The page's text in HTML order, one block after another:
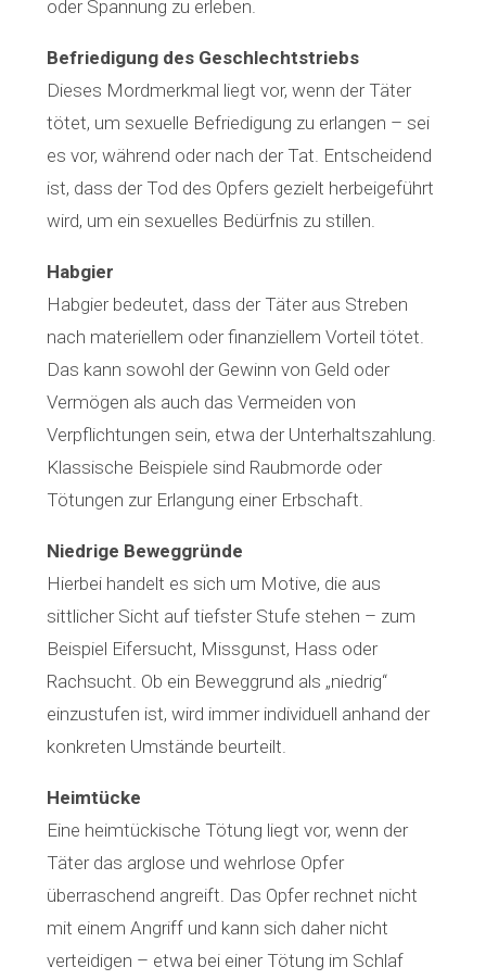
oder Spannung zu erleben.
Befriedigung des Geschlechtstriebs
Dieses Mordmerkmal liegt vor, wenn der Täter
tötet, um sexuelle Befriedigung zu erlangen – sei
es vor, während oder nach der Tat. Entscheidend
ist, dass der Tod des Opfers gezielt herbeigeführt
wird, um ein sexuelles Bedürfnis zu stillen.
Habgier
Habgier bedeutet, dass der Täter aus Streben
nach materiellem oder finanziellem Vorteil tötet.
Das kann sowohl der Gewinn von Geld oder
Vermögen als auch das Vermeiden von
Verpflichtungen sein, etwa der Unterhaltszahlung.
Klassische Beispiele sind Raubmorde oder
Tötungen zur Erlangung einer Erbschaft.
Niedrige Beweggründe
Hierbei handelt es sich um Motive, die aus
sittlicher Sicht auf tiefster Stufe stehen – zum
Beispiel Eifersucht, Missgunst, Hass oder
Rachsucht. Ob ein Beweggrund als „niedrig“
einzustufen ist, wird immer individuell anhand der
konkreten Umstände beurteilt.
Heimtücke
Eine heimtückische Tötung liegt vor, wenn der
Täter das arglose und wehrlose Opfer
überraschend angreift. Das Opfer rechnet nicht
mit einem Angriff und kann sich daher nicht
verteidigen – etwa bei einer Tötung im Schlaf